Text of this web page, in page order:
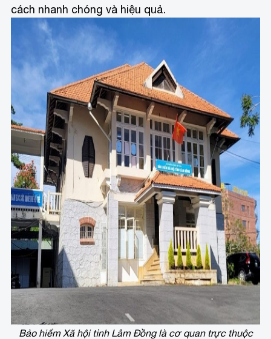
cách nhanh chóng và hiệu quả.
Bảo hiểm Xã hội tỉnh Lâm Đồng là cơ quan trực thuộc